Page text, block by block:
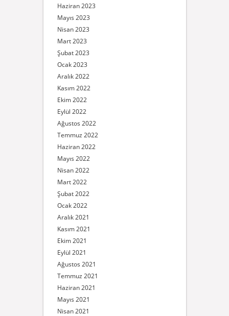
Haziran 2023
Mayıs 2023
Nisan 2023
Mart 2023
Şubat 2023
Ocak 2023
Aralık 2022
Kasım 2022
Ekim 2022
Eylül 2022
Ağustos 2022
Temmuz 2022
Haziran 2022
Mayıs 2022
Nisan 2022
Mart 2022
Şubat 2022
Ocak 2022
Aralık 2021
Kasım 2021
Ekim 2021
Eylül 2021
Ağustos 2021
Temmuz 2021
Haziran 2021
Mayıs 2021
Nisan 2021